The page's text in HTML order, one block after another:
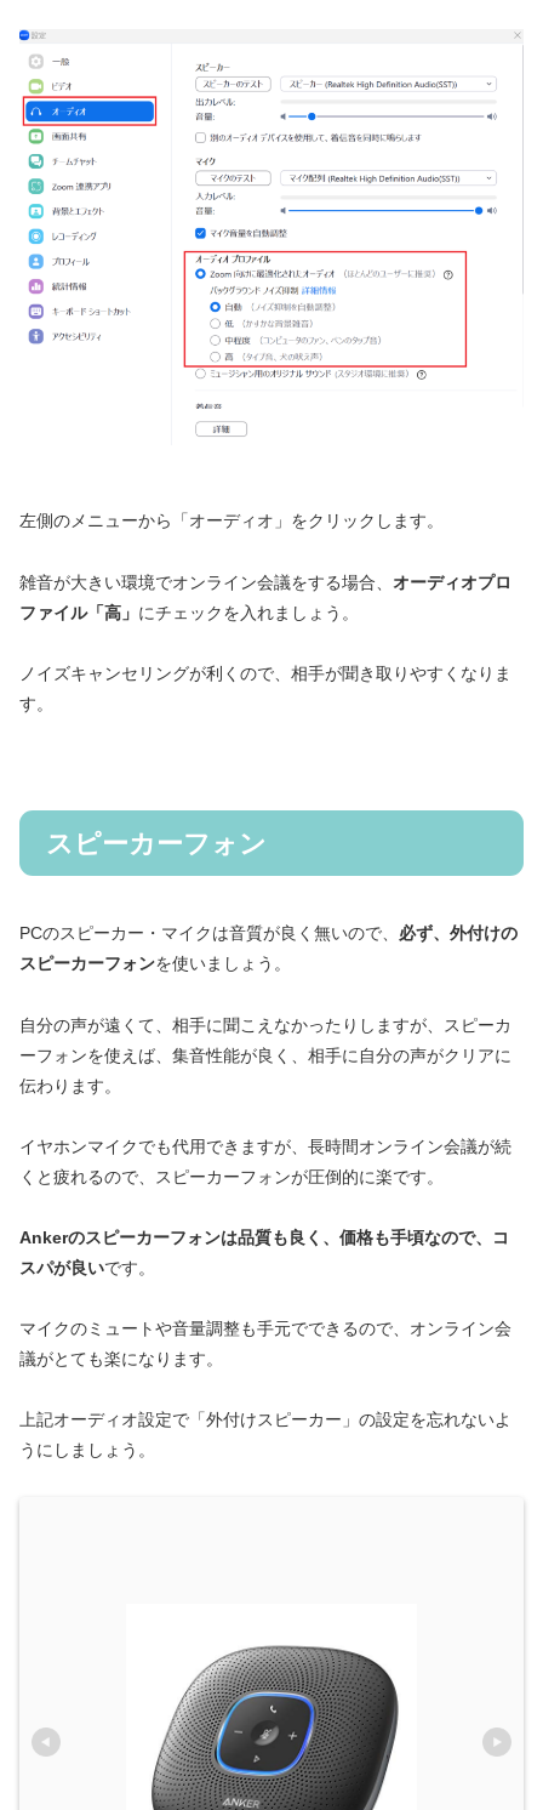
左側のメニューから「オーディオ」をクリックします。
雑音が大きい環境でオンライン会議をする場合、 オーディオプロ
ファイル「高」 にチェックを入れましょう。
ノイズキャンセリングが利くので、相手が聞き取りやすくなりま
す。
スピーカーフォン
PCのスピーカー・マイクは音質が良く無いので、 必ず、外付けの
スピーカーフォンを使いましょう。
自分の声が遠くて、相手に聞こえなかったりしますが、スピーカ
ーフォンを使えば、集音性能が良く、相手に自分の声がクリアに
伝わります。
イヤホンマイクでも代用できますが、長時間オンライン会議が続
くと疲れるので、スピーカーフォンが圧倒的に楽です。
Ankerのスピーカーフォンは品質も良く、価格も手頃なので、コ
スパが良いです。
マイクのミュートや音量調整も手元でできるので、オンライン会
議がとても楽になります。
上記オーディオ設定で「外付けスピーカー」の設定を忘れないよ
うにしましょう。